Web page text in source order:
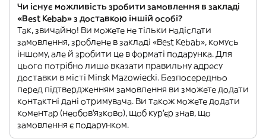
Чи існує можливість зробити замовлення в закладі
«Best Kebab» з доставкою іншій особі?
Так, звичайно! Ви можете не тільки надіслати
замовлення, зроблене в закладі «Best Kebab», комусь
іншому, але й зробити це в форматі подарунка. Для
цього потрібно лише вказати правильну адресу
доставки в місті Minsk Mazowiecki. Безпосередньо
перед підтвердженням замовлення ви зможете додати
контактні дані отримувача. Ви також можете додати
коментар (необов'язково), щоб кур'єр знав, що
замовлення є подарунком.